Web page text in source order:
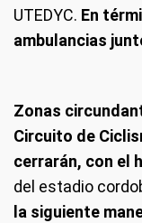
UTEDYC. En
ambulancias
Zonas
Circuito de
cerrarán, con el
del estadio
la siguiente